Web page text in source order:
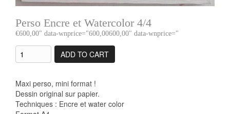
Perso Encre et Watercolor 4/4
600,00" data-wnprice="600,00600,00" data-wnprice="
ADD TO CART
Maxi perso, mini format !
Dessin original sur papier.
Techniques : Encre et water color